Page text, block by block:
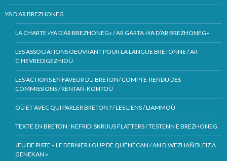
YA D’AR BREZHONEG
LA CHARTE «YA D’AR BREZHONEG» / AR GARTA «YA D’AR BREZHONEG»
LES ASSOCIATIONS OEUVRANT POUR LA LANGUE BRETONNE / AR
C’HEVREDIGEZHIOÙ
LES ACTIONS EN FAVEUR DU BRETON/ COMPTE-RENDU DES
COMMISSIONS / RENTAÑ-KONTOÙ
OÙ ET AVEC QUI PARLER BRETON ? / LES LIENS / LIAMMOÙ
TEXTE EN BRETON : KEFRIDI SKRIJUS FLATTERS / TESTENN E BREZHONEG
JEU DE PISTE « LE DERNIER LOUP DE QUÉNÉCAN / AN D’WEZHAÑ BLEIZ A
GENEKAN »